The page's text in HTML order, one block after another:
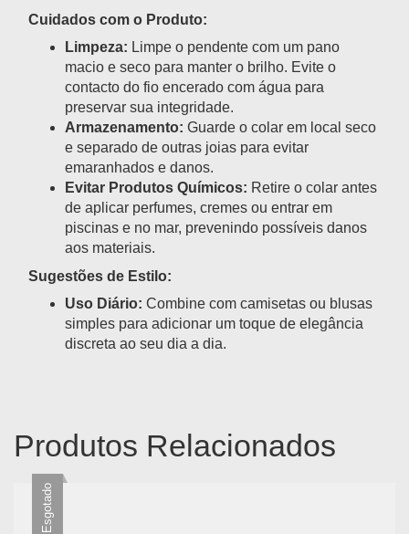
Cuidados com o Produto:
Limpeza: Limpe o pendente com um pano
macio e seco para manter o brilho. Evite o
contacto do fio encerado com água para
preservar sua integridade.
Armazenamento: Guarde o colar em local seco
e separado de outras joias para evitar
emaranhados e danos.
Evitar Produtos Químicos: Retire o colar antes
de aplicar perfumes, cremes ou entrar em
piscinas e no mar, prevenindo possíveis danos
aos materiais.
Sugestões de Estilo:
Uso Diário: Combine com camisetas ou blusas
simples para adicionar um toque de elegância
discreta ao seu dia a dia.
Produtos Relacionados
Esgotado